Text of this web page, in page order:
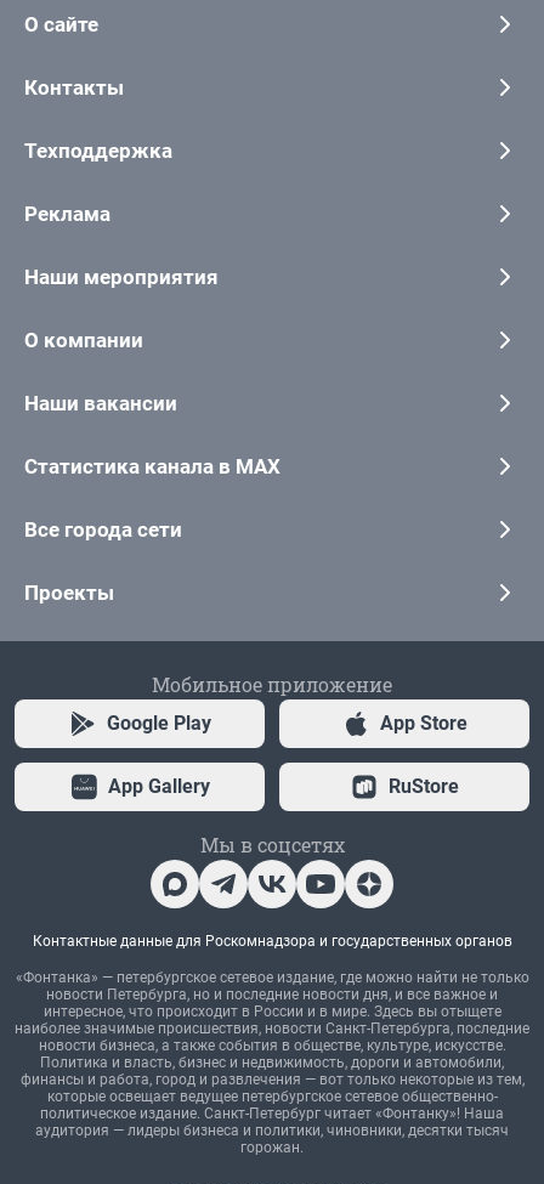
О сайте
Контакты
Техподдержка
Реклама
Наши мероприятия
О компании
Наши вакансии
Статистика канала в MAX
Все города сети
Проекты
Мобильное приложение
Google Play App Store
App Gallery RuStore
Мы в соцсетях
Контактные данные для Роскомнадзора и государственных органов
«Фонтанка» — петербургское сетевое издание, где можно найти не только
новости Петербурга, но и последние новости дня, и все важное и
интересное, что происходит в России и в мире. Здесь вы отыщете
наиболее значимые происшествия, новости Санкт-Петербурга, последние
новости бизнеса, а также события в обществе, культуре, искусстве.
Политика и власть, бизнес и недвижимость, дороги и автомобили,
финансы и работа, город и развлечения — вот только некоторые из тем,
которые освещает ведущее петербургское сетевое общественно-
политическое издание. Санкт-Петербург читает «Фонтанку»! Наша
аудитория — лидеры бизнеса и политики, чиновники, десятки тысяч
горожан.